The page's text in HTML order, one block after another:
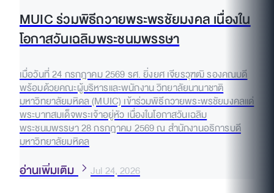
MUIC ร่วมพิธีถวายพระพรชัยมงคล เนื่องใน
โอกาสวันเฉลิมพระชนมพรรษา
เมื่อวันที่ 24 กรกฎาคม 2569 รศ. ยิ่งยศ เจียรวุฑฒิ รองคณบดี
พร้อมด้วยคณะผู้บริหารและพนักงาน วิทยาลัยนานาชาติ
มหาวิทยาลัยมหิดล (MUIC) เข้าร่วมพิธีถวายพระพรชัยมงคลแด่
พระบาทสมเด็จพระเจ้าอยู่หัว เนื่องในโอกาสวันเฉลิม
พระชนมพรรษา 28 กรกฎาคม 2569 ณ สำนักงานอธิการบดี
มหาวิทยาลัยมหิดล
อ่านเพิ่มเติม Jul 24, 2026